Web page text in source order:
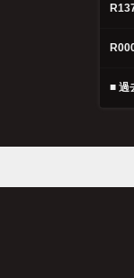
■ 過